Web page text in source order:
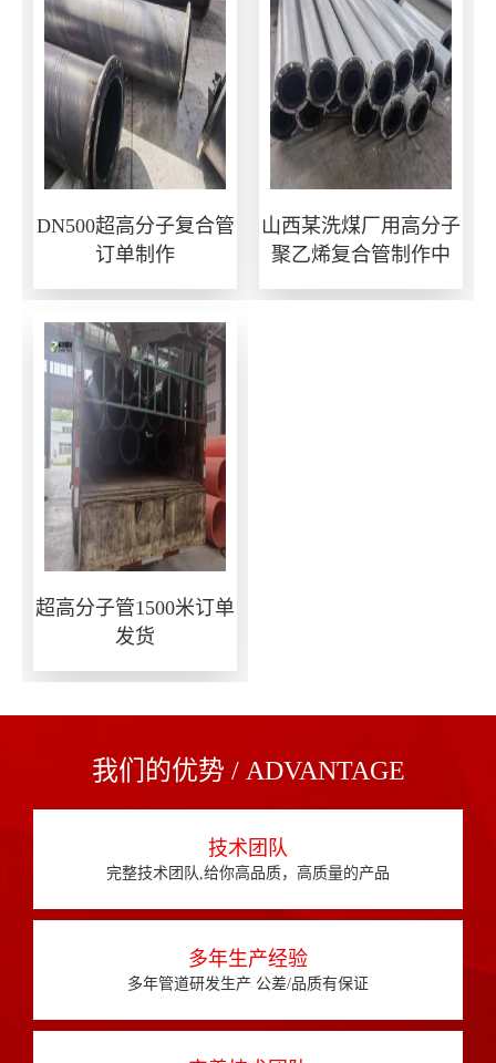
DN500超高分子复合管
订单制作
山西某洗煤厂用高分子
聚乙烯复合管制作中
超高分子管1500米订单
发货
我们的优势 / ADVANTAGE
技术团队
完整技术团队,给你高品质，高质量的产品
多年生产经验
多年管道研发生产 公差/品质有保证